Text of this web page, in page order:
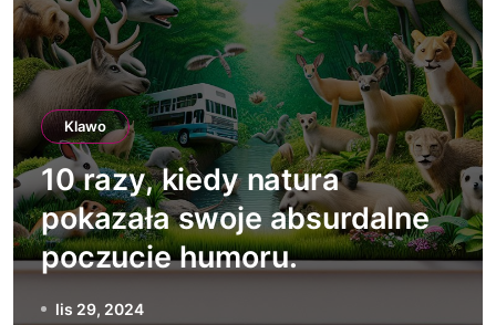
Klawo
10 razy, kiedy natura
pokazała swoje absurdalne
poczucie humoru.
lis 29, 2024